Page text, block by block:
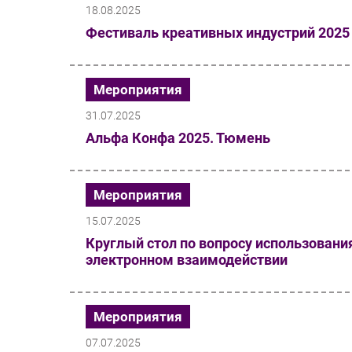
18.08.2025
Фестиваль креативных индустрий 2025
Мероприятия
31.07.2025
Альфа Конфа 2025. Тюмень
Мероприятия
15.07.2025
Круглый стол по вопросу
электронном взаимодействии
Мероприятия
07.07.2025